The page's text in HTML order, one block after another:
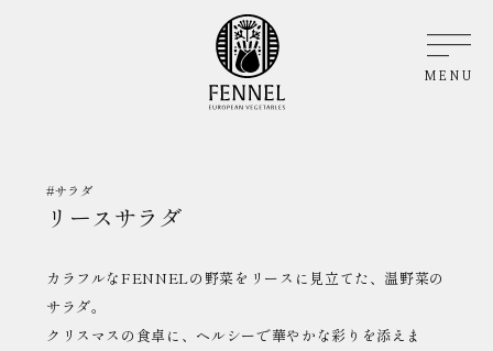
MENU
#サラダ
リースサラダ
カラフルなFENNELの野菜をリースに見立てた、温野菜の
サラダ。
クリスマスの食卓に、ヘルシーで華やかな彩りを添えま